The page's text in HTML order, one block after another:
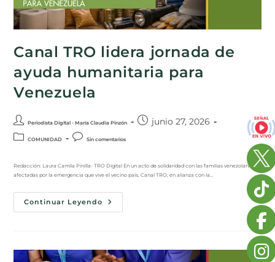
Canal TRO lidera jornada de
ayuda humanitaria para
Venezuela
Periodista Digital - María Claudia Pinzón junio 27, 2026
COMUNIDAD Sin comentarios
Redacción: Laura Camila Pinilla- TRO Digital En un acto de solidaridad con las familias venezolanas
afectadas por la emergencia que vive el vecino país, Canal TRO, en alianza con la…
Continuar Leyendo